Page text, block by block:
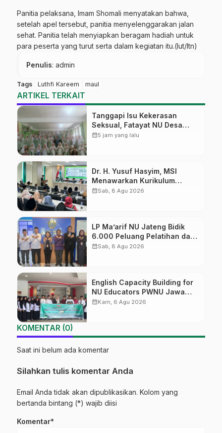
Panitia pelaksana, Imam Shomali menyatakan bahwa,
setelah apel tersebut, panitia menyelenggarakan jalan
sehat. Panitia telah menyiapkan beragam hadiah untuk
para peserta yang turut serta dalam kegiatan itu.(lut/ltn)
Penulis: admin
Tags Luthfi Kareem maul
ARTIKEL TERKAIT
Tanggapi Isu Kekerasan
Seksual, Fatayat NU Desa
Gembong Datangkan Aktifis
calendar_month5 jam yang lalu
Dr. H. Yusuf Hasyim, MSI
Menawarkan Kurikulum
Diversifikasi, Harapan Baru
calendar_monthSab, 8 Agu 2026
LP Ma’arif NU Jateng Bidik
6.000 Peluang Pelatihan dan
Sertifikasi bagi Lulusan SMK
calendar_monthSab, 8 Agu 2026
English Capacity Building for
NU Educators PWNU Jawa
Tengah Batch#4; Membuka
calendar_monthKam, 6 Agu 2026
KOMENTAR (0)
Saat ini belum ada komentar
Silahkan tulis komentar Anda
Email Anda tidak akan dipublikasikan. Kolom yang
bertanda bintang (*) wajib diisi
Komentar*